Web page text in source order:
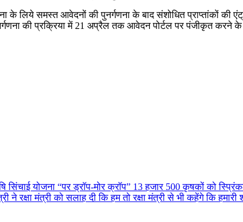
के लिये समस्त आवेदनों की पुनर्गणना के बाद संशोधित प्राप्तांकों
की प्रक्रिया में 21 अप्रैल तक आवेदन पोर्टल पर पंजीकृत करने
सिंचाई योजना “पर ड्रॉप-मोर क्रॉप” 13 हजार 500 कृषकों को
ने रक्षा मंत्री को सलाह दी कि हम तो रक्षा मंत्री से भी कहेंगे कि